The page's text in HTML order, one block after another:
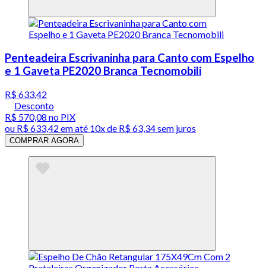
Penteadeira Escrivaninha para Canto com Espelho
e 1 Gaveta PE2020 Branca Tecnomobili
R$ 633,42
Desconto
R$ 570,08 no PIX
ou R$ 633,42 em até 10x de R$ 63,34 sem juros
COMPRAR AGORA